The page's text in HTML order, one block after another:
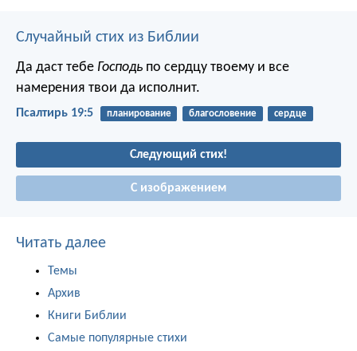
Случайный стих из Библии
Да даст тебе Господь по сердцу твоему и все
намерения твои да исполнит.
Псалтирь 19:5 планирование благословение сердце
Следующий стих!
С изображением
Читать далее
Темы
Архив
Книги Библии
Самые популярные стихи